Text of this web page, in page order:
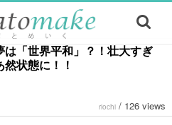
は「世界平和」？！壮大すぎ
状態に！！
riochi / 126 views